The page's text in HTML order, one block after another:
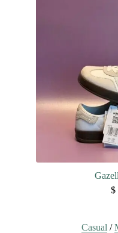
$
Casual /